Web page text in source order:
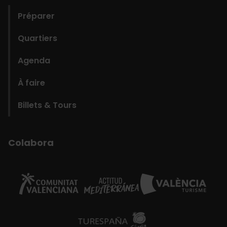
Préparer
Quartiers
Agenda
À faire
Billets & Tours
Colabora